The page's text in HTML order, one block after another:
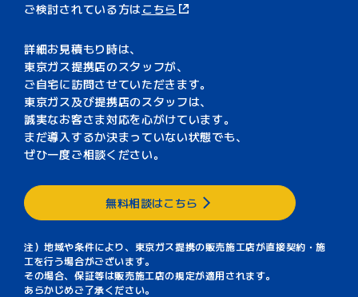
ご検討されている方は こちら
詳細お見積もり時は、
東京ガス提携店のスタッフが、
ご自宅に訪問させていただきます。
東京ガス及び提携店のスタッフは、
誠実なお客さま対応を心がけています。
まだ導入するか決まっていない状態でも、
ぜひ一度ご相談ください。
無料相談はこちら
注）地域や条件により、東京ガス提携の販売施工店が直接契約・施
工を行う場合がございます。
その場合、保証等は販売施工店の規定が適用されます。
あらかじめご了承ください。